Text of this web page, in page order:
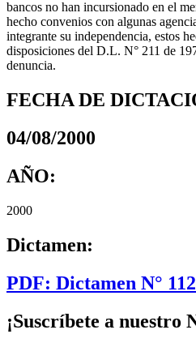
bancos no han incursionado en el
hecho convenios con algunas
integrante su independencia, estos
disposiciones del D.L. N° 211 de
denuncia.
FECHA DE
04/08/2000
AÑO:
2000
Dictamen:
PDF: Dictamen N°
¡Suscríbete a nuestro